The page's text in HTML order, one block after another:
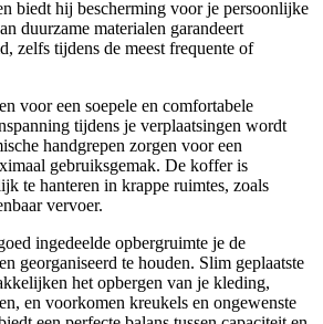
biedt hij bescherming voor je persoonlijke
duurzame materialen garandeert
zelfs tijdens de meest frequente of
voor een soepele en comfortabele
tijdens je verplaatsingen wordt
handgrepen zorgen voor een
gebruiksgemak. De koffer is
te hanteren in krappe ruimtes, zoals
vervoer.
ingedeelde opbergruimte je de
georganiseerd te houden. Slim geplaatste
het opbergen van je kleding,
en voorkomen kreukels en ongewenste